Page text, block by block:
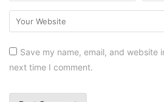
Save my name, email, and website
next time I comment.